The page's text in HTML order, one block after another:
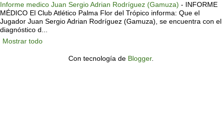
Informe medico Juan Sergio Adrian Rodríguez (Gamuza) - INFORME
MÉDICO El Club Atlético Palma Flor del Trópico informa: Que el
Jugador Juan Sergio Adrian Rodríguez (Gamuza), se encuentra con el
diagnóstico d...
Mostrar todo
Con tecnología de Blogger.